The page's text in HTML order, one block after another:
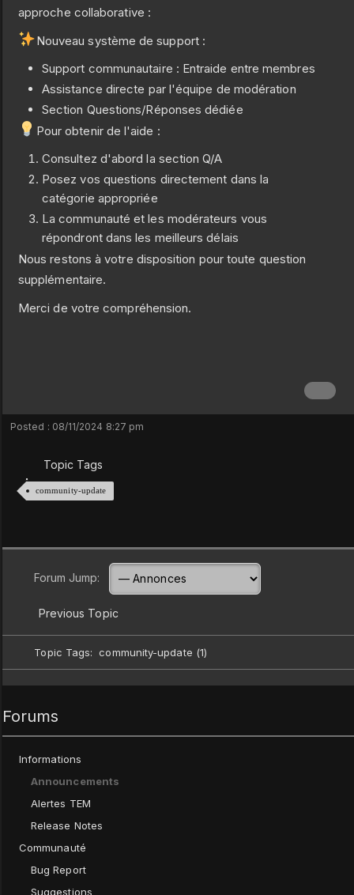
approche collaborative :
Nouveau système de support :
Support communautaire : Entraide entre membres
Assistance directe par l'équipe de modération
Section Questions/Réponses dédiée
Pour obtenir de l'aide :
Consultez d'abord la section Q/A
Posez vos questions directement dans la
catégorie appropriée
La communauté et les modérateurs vous
répondront dans les meilleurs délais
Nous restons à votre disposition pour toute question
supplémentaire.
Merci de votre compréhension.
Posted : 08/11/2024 8:27 pm
Topic Tags
community-update
Forum Jump:
Previous Topic
Topic Tags:community-update (1)
Forums
Informations
Announcements
Alertes TEM
Release Notes
Communauté
Bug Report
Suggestions